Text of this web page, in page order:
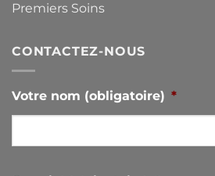
Premiers Soins
CONTACTEZ-NOUS
Votre nom (obligatoire) *